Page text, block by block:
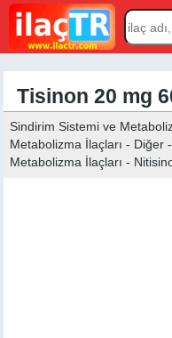
Tisinon 20 mg
Sindirim Sistemi ve
Metabolizma İlaçları - Diğer
Metabolizma İlaçları -